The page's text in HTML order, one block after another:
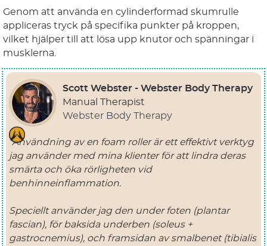
Genom att använda en cylinderformad skumrulle
appliceras tryck på specifika punkter på kroppen,
vilket hjälper till att lösa upp knutor och spänningar i
musklerna.
Scott Webster - Webster Body Therapy
Manual Therapist
Webster Body Therapy
"Användning av en foam roller är ett effektivt verktyg
jag använder med mina klienter för att lindra deras
smärta och öka rörligheten vid
benhinneinflammation.
Speciellt använder jag den under foten (plantar
fascian), för baksida underben (soleus +
gastrocnemius), och framsidan av smalbenet (tibialis